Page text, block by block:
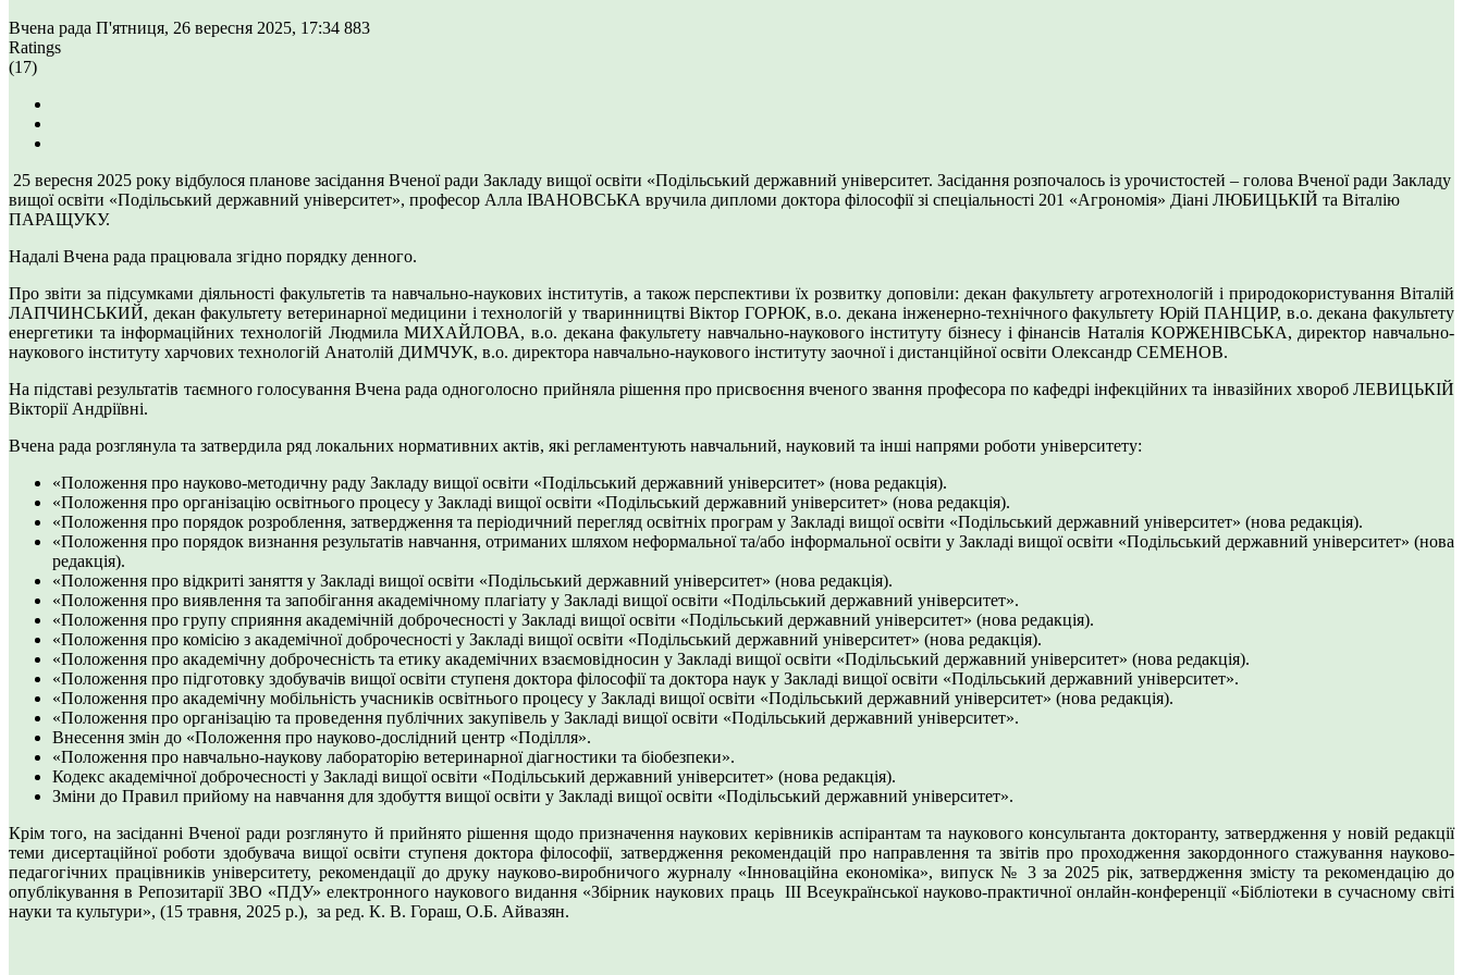
Вчена рада П'ятниця, 26 вересня 2025, 17:34 883
Ratings
(17)
25 вересня 2025 року відбулося планове засідання Вченої ради Закладу вищої освіти «Подільський державний університет. Засідання розпочалось із урочистостей – голова Вченої ради Закладу
вищої освіти «Подільський державний університет», професор Алла ІВАНОВСЬКА вручила дипломи доктора філософії зі спеціальності 201 «Агрономія» Діані ЛЮБИЦЬКІЙ та Віталію
ПАРАЩУКУ.
Надалі Вчена рада працювала згідно порядку денного.
Про звіти за підсумками діяльності факультетів та навчально-наукових інститутів, а також перспективи їх розвитку доповіли: декан факультету агротехнологій і природокористування Віталій
ЛАПЧИНСЬКИЙ, декан факультету ветеринарної медицини і технологій у тваринництві Віктор ГОРЮК, в.о. декана інженерно-технічного факультету Юрій ПАНЦИР, в.о. декана факультету
енергетики та інформаційних технологій Людмила МИХАЙЛОВА, в.о. декана факультету навчально-наукового інституту бізнесу і фінансів Наталія КОРЖЕНІВСЬКА, директор навчально-
наукового інституту харчових технологій Анатолій ДИМЧУК, в.о. директора навчально-наукового інституту заочної і дистанційної освіти Олександр СЕМЕНОВ.
На підставі результатів таємного голосування Вчена рада одноголосно прийняла рішення про присвоєння вченого звання професора по кафедрі інфекційних та інвазійних хвороб ЛЕВИЦЬКІЙ
Вікторії Андріївні.
Вчена рада розглянула та затвердила ряд локальних нормативних актів, які регламентують навчальний, науковий та інші напрями роботи університету:
«Положення про науково-методичну раду Закладу вищої освіти «Подільський державний університет» (нова редакція).
«Положення про організацію освітнього процесу у Закладі вищої освіти «Подільський державний університет» (нова редакція).
«Положення про порядок розроблення, затвердження та періодичний перегляд освітніх програм у Закладі вищої освіти «Подільський державний університет» (нова редакція).
«Положення про порядок визнання результатів навчання, отриманих шляхом неформальної та/або інформальної освіти у Закладі вищої освіти «Подільський державний університет» (нова
редакція).
«Положення про відкриті заняття у Закладі вищої освіти «Подільський державний університет» (нова редакція).
«Положення про виявлення та запобігання академічному плагіату у Закладі вищої освіти «Подільський державний університет».
«Положення про групу сприяння академічній доброчесності у Закладі вищої освіти «Подільський державний університет» (нова редакція).
«Положення про комісію з академічної доброчесності у Закладі вищої освіти «Подільський державний університет» (нова редакція).
«Положення про академічну доброчесність та етику академічних взаємовідносин у Закладі вищої освіти «Подільський державний університет» (нова редакція).
«Положення про підготовку здобувачів вищої освіти ступеня доктора філософії та доктора наук у Закладі вищої освіти «Подільський державний університет».
«Положення про академічну мобільність учасників освітнього процесу у Закладі вищої освіти «Подільський державний університет» (нова редакція).
«Положення про організацію та проведення публічних закупівель у Закладі вищої освіти «Подільський державний університет».
Внесення змін до «Положення про науково-дослідний центр «Поділля».
«Положення про навчально-наукову лабораторію ветеринарної діагностики та біобезпеки».
Кодекс академічної доброчесності у Закладі вищої освіти «Подільський державний університет» (нова редакція).
Зміни до Правил прийому на навчання для здобуття вищої освіти у Закладі вищої освіти «Подільський державний університет».
Крім того, на засіданні Вченої ради розглянуто й прийнято рішення щодо призначення наукових керівників аспірантам та наукового консультанта докторанту, затвердження у новій редакції
теми дисертаційної роботи здобувача вищої освіти ступеня доктора філософії, затвердження рекомендацій про направлення та звітів про проходження закордонного стажування науково-
педагогічних працівників університету, рекомендації до друку науково-виробничого журналу «Інноваційна економіка», випуск № 3 за 2025 рік, затвердження змісту та рекомендацію до
опублікування в Репозитарії ЗВО «ПДУ» електронного наукового видання «Збірник наукових праць ІІІ Всеукраїнської науково-практичної онлайн-конференції «Бібліотеки в сучасному світі
науки та культури», (15 травня, 2025 р.), за ред. К. В. Гораш, О.Б. Айвазян.